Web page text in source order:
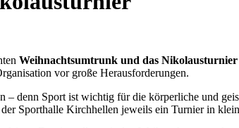
Weihnachtsumtrunk und das Nikolausturnier
vor große Herausforderungen.
denn Sport ist wichtig für die körperliche und
Sporthalle Kirchhellen jeweils ein Turnier in